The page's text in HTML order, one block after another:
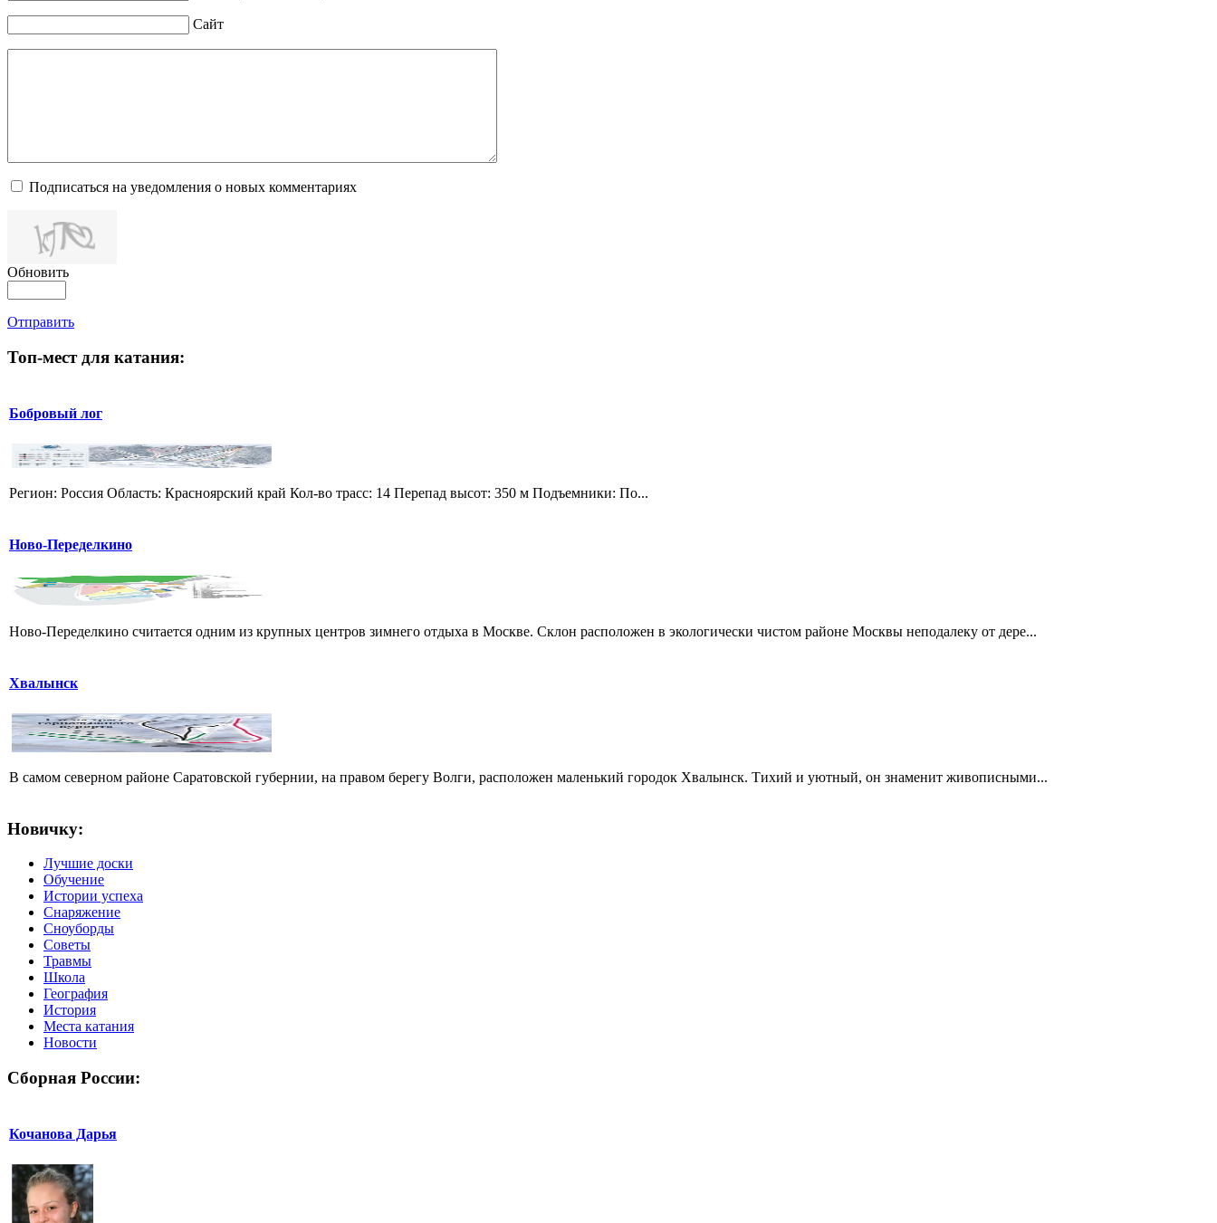
Сайт
Подписаться на уведомления о новых комментариях
Обновить
Отправить
Топ-мест для катания:
Бобровый лог
Регион: Россия Область: Красноярский край Кол-во трасс: 14 Перепад высот: 350 м Подъемники: По...
Ново-Переделкино
Ново-Переделкино считается одним из крупных центров зимнего отдыха в Москве. Склон расположен в экологически чистом районе Москвы неподалеку от дере...
Хвалынск
В самом северном районе Саратовской губернии, на правом берегу Волги, расположен маленький городок Хвалынск. Тихий и уютный, он знаменит живописными...
Новичку:
Лучшие доски
Обучение
Истории успеха
Снаряжение
Сноуборды
Советы
Травмы
Школа
География
История
Места катания
Новости
Сборная России:
Кочанова Дарья